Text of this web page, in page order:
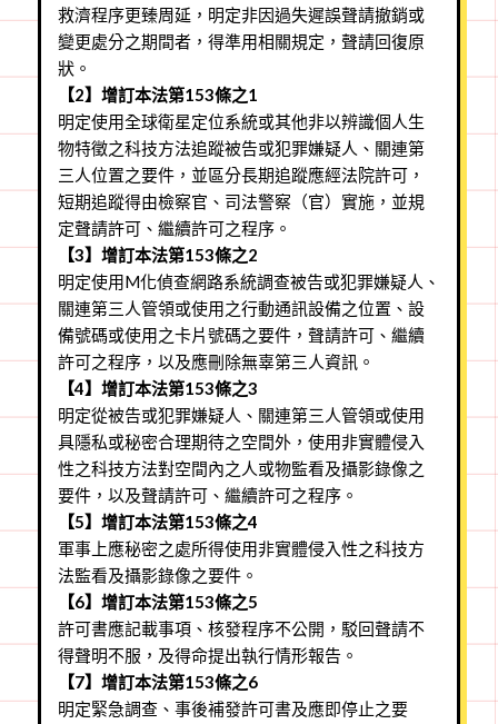
救濟程序更臻周延，明定非因過失遲誤聲請撤銷或
變更處分之期間者，得準用相關規定，聲請回復原
狀。
【2】增訂本法第153條之1
明定使用全球衛星定位系統或其他非以辨識個人生
物特徵之科技方法追蹤被告或犯罪嫌疑人、關連第
三人位置之要件，並區分長期追蹤應經法院許可，
短期追蹤得由檢察官、司法警察（官）實施，並規
定聲請許可、繼續許可之程序。
【3】增訂本法第153條之2
明定使用M化偵查網路系統調查被告或犯罪嫌疑人、
關連第三人管領或使用之行動通訊設備之位置、設
備號碼或使用之卡片號碼之要件，聲請許可、繼續
許可之程序，以及應刪除無辜第三人資訊。
【4】增訂本法第153條之3
明定從被告或犯罪嫌疑人、關連第三人管領或使用
具隱私或秘密合理期待之空間外，使用非實體侵入
性之科技方法對空間內之人或物監看及攝影錄像之
要件，以及聲請許可、繼續許可之程序。
【5】增訂本法第153條之4
軍事上應秘密之處所得使用非實體侵入性之科技方
法監看及攝影錄像之要件。
【6】增訂本法第153條之5
許可書應記載事項、核發程序不公開，駁回聲請不
得聲明不服，及得命提出執行情形報告。
【7】增訂本法第153條之6
明定緊急調查、事後補發許可書及應即停止之要